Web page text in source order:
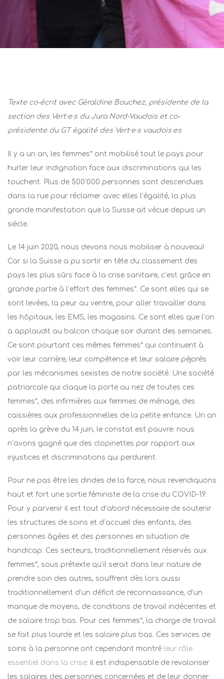
Texte co-écrit avec Géraldine Bouchez, présidente de la
section des Vert·e·s du Jura Nord-Vaudois et co-
présidente du GT égalité des Vert·e·s vaudois·es
Il y a un an, les femmes* ont mobilisé tout le pays pour
hurler leur indignation face aux discriminations qui les
touchent. Plus de 500’000 personnes sont descendues
dans la rue pour réclamer avec elles l’égalité, la plus
grande manifestation que la Suisse ait vécue depuis un
siècle.
Le 14 juin 2020, nous devons nous mobiliser à nouveau!
Car si la Suisse a pu sortir en tête du classement des
pays les plus sûrs face à la crise sanitaire, c’est grâce en
grande partie à l’effort des femmes*. Ce sont elles qui se
sont levées, la peur au ventre, pour aller travailler dans
les hôpitaux, les EMS, les magasins. Ce sont elles que l’on
a applaudit au balcon chaque soir durant des semaines.
Ce sont pourtant ces mêmes femmes* qui continuent à
voir leur carrière, leur compétence et leur salaire péjorés
par les mécanismes sexistes de notre société. Une société
patriarcale qui claque la porte au nez de toutes ces
femmes*, des infirmières aux femmes de ménage, des
caissières aux professionnelles de la petite enfance. Un an
après la grève du 14 juin, le constat est pauvre: nous
n’avons gagné que des clopinettes par rapport aux
injustices et discriminations qui perdurent.
Pour ne pas être les dindes de la farce, nous revendiquons
haut et fort une sortie féministe de la crise du COVID-19.
Pour y parvenir il est tout d’abord nécessaire de soutenir
les structures de soins et d’accueil des enfants, des
personnes âgées et des personnes en situation de
handicap. Ces secteurs, traditionnellement réservés aux
femmes*, sous prétexte qu’il serait dans leur nature de
prendre soin des autres, souffrent dès lors aussi
traditionnellement d’un déficit de reconnaissance, d’un
manque de moyens, de conditions de travail indécentes et
de salaire trop bas. Pour ces femmes*, la charge de travail
se fait plus lourde et les salaire plus bas. Ces services de
soins à la personne ont cependant montré leur rôle
essentiel dans la crise: il est indispensable de revaloriser
les salaires des personnes concernées et de leur donner
navigation